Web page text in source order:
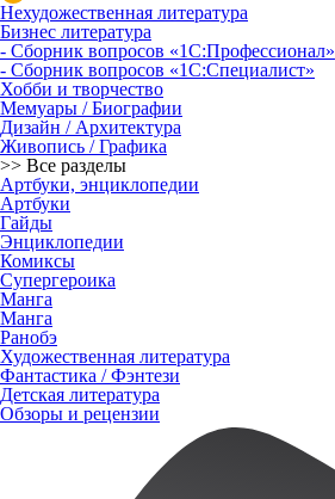
Нехудожественная литература
Бизнес литература
- Сборник вопросов «1С:Профессионал»
- Сборник вопросов «1С:Специалист»
Хобби и творчество
Мемуары / Биографии
Дизайн / Архитектура
Живопись / Графика
>> Все разделы
Артбуки, энциклопедии
Артбуки
Гайды
Энциклопедии
Комиксы
Супергероика
Манга
Манга
Ранобэ
Художественная литература
Фантастика / Фэнтези
Детская литература
Обзоры и рецензии